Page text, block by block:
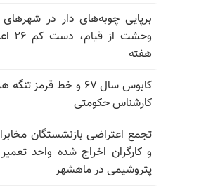
برپایی چوبه‌های دار در
هفته
کابوس سال ۶۷ و خط قرمز
کارشناس حکومتی
تجمع اعتراضی بازنشستگان
و کارگران اخراج شده واحد
پتروشیمی در ماهشهر